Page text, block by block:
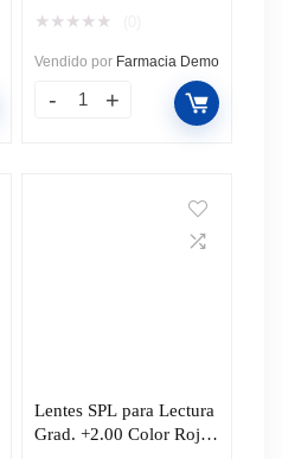
★ ★ ★ ★ ★
Vendido por Farmacia Demo
Lentes SPL para Lectura
Grad. +2.00 Color Rojo